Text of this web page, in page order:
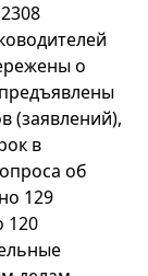
о
(заявлений),
в
об
129
120